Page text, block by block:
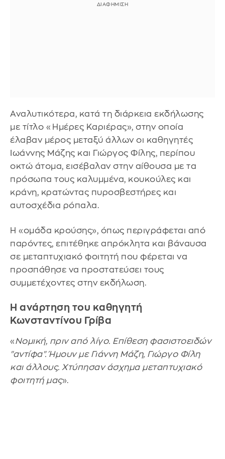
Αναλυτικότερα, κατά τη διάρκεια εκδήλωσης
με τίτλο «Ημέρες Καριέρας», στην οποία
έλαβαν μέρος μεταξύ άλλων οι καθηγητές
Ιωάννης Μάζης και Γιώργος Φίλης, περίπου
οκτώ άτομα, εισέβαλαν στην αίθουσα με τα
πρόσωπα τους καλυμμένα, κουκούλες και
κράνη, κρατώντας πυροσβεστήρες και
αυτοσχέδια ρόπαλα.
Η «ομάδα κρούσης», όπως περιγράφεται από
παρόντες, επιτέθηκε απρόκλητα και βάναυσα
σε μεταπτυχιακό φοιτητή που φέρεται να
προσπάθησε να προστατεύσει τους
συμμετέχοντες στην εκδήλωση.
Η ανάρτηση του καθηγητή
Κωνσταντίνου Γρίβα
«Νομική, πριν από λίγο. Επίθεση φασιστοειδών
"αντίφα". Ήμουν με Γιάννη Μάζη, Γιώργο Φίλη
και άλλους. Χτύπησαν άσχημα μεταπτυχιακό
φοιτητή μας».